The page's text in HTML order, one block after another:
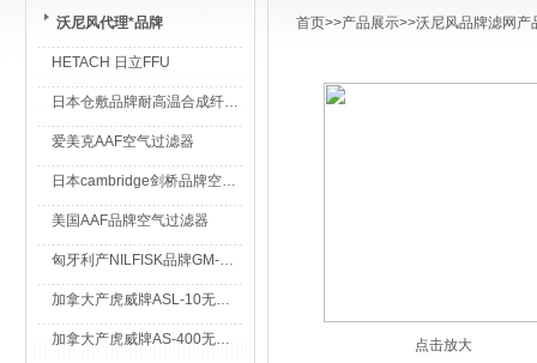
沃尼风代理*品牌
HETACH 日立FFU
日本仓敷品牌耐高温合成纤维过滤棉
爱美克AAF空气过滤器
日本cambridge剑桥品牌空气过滤器
美国AAF品牌空气过滤器
匈牙利产NILFISK品牌GM-80无尘室专用吸尘器
加拿大产虎威牌ASL-10无尘室专用吸尘器
加拿大产虎威牌AS-400无尘室专用吸尘器
首页>>产品展示>>沃尼风品牌滤网产
点击放大